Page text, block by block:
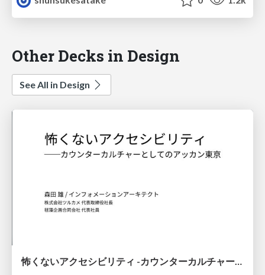
Other Decks in Design
See All in Design
怖くないアクセシビリティ -カウンターカルチャーとしてのアッカン東京-